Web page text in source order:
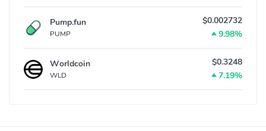
Pump.fun
PUMP
$0.002732
9.98%
Worldcoin
WLD
$0.3248
7.19%